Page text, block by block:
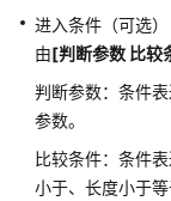
能
体
应
用
组
进入条件（可选）
由[判断参数 比较
判断参数：条件
参数。
比较条件：条件
小于、长度小于